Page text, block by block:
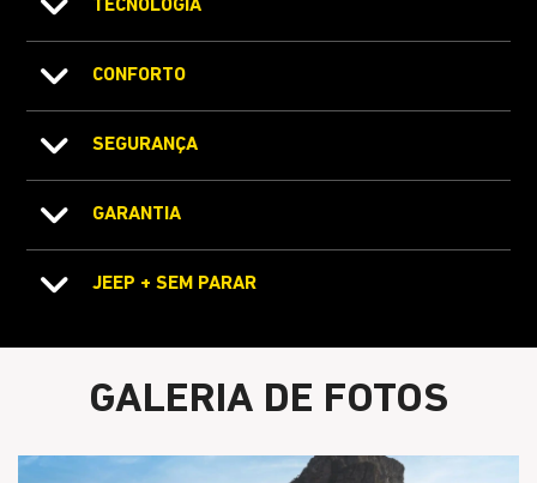
TECNOLOGIA
CONFORTO
SEGURANÇA
GARANTIA
JEEP + SEM PARAR
GALERIA DE FOTOS